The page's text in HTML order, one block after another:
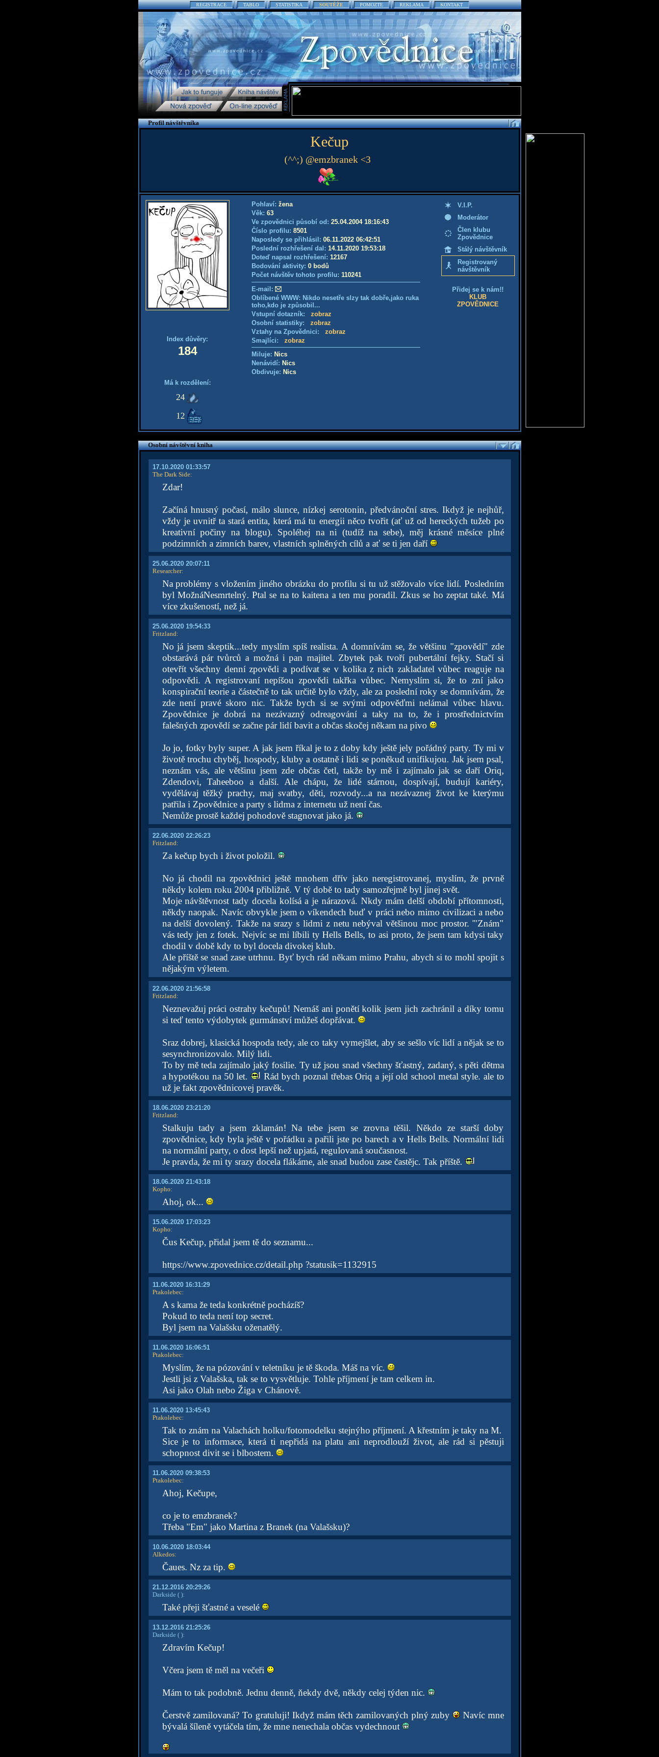
REGISTRACE TABLO STATISTIKA SOUTĚŽE POMOZTE REKLAMA KONTAKT
Profil návštěvníka
Kečup
(^^;) @emzbranek <3
Index důvěry:
184
Má k rozdělení:
24
12
Pohlaví: žena
Věk: 63
Ve zpovědnici působí od: 25.04.2004 18:16:43
Číslo profilu: 8501
Naposledy se přihlásil: 06.11.2022 06:42:51
Poslední rozhřešení dal: 14.11.2020 19:53:18
Doteď napsal rozhřešení: 12167
Bodování aktivity: 0 bodů
Počet návštěv tohoto profilu: 110241
E-mail:
Oblíbené WWW: Nikdo nesetře slzy tak dobře,jako ruka
toho,kdo je způsobil...
Vstupní dotazník: zobraz
Osobní statistiky: zobraz
Vztahy na Zpovědnici: zobraz
Smajlíci: zobraz
Miluje: Nics
Nenávidí: Nics
Obdivuje: Nics
V.I.P.
Moderátor
Člen klubu
Zpovědnice
Stálý návštěvník
Registrovaný
návštěvník
Přidej se k nám!!
KLUB
ZPOVĚDNICE
Osobní návštěvní kniha
17.10.2020 01:33:57
The Dark Side:
Zdar!
Začíná hnusný počasí, málo slunce, nízkej serotonin, předvánoční stres. Ikdyž je nejhůř,
vždy je uvnitř ta stará entita, která má tu energii něco tvořit (ať už od hereckých tužeb po
kreativní počiny na blogu). Spoléhej na ni (tudíž na sebe), měj krásné měsíce plné
podzimních a zimních barev, vlastních splněných cílů a ať se ti jen daří
25.06.2020 20:07:11
Researcher:
Na problémy s vložením jiného obrázku do profilu si tu už stěžovalo více lidí. Posledním
byl MožnáNesmrtelný. Ptal se na to kaitena a ten mu poradil. Zkus se ho zeptat také. Má
více zkušeností, než já.
25.06.2020 19:54:33
Fritzland:
No já jsem skeptik...tedy myslím spíš realista. A domnívám se, že většinu "zpovědí" zde
obstarává pár tvůrců a možná i pan majitel. Zbytek pak tvoří pubertální fejky. Stačí si
otevřít všechny denní zpovědi a podívat se v kolika z nich zakladatel vůbec reaguje na
odpovědi. A registrovaní nepíšou zpovědi takřka vůbec. Nemyslím si, že to zní jako
konspirační teorie a částečně to tak určitě bylo vždy, ale za poslední roky se domnívám, že
zde není pravé skoro nic. Takže bych si se svými odpověďmi nelámal vůbec hlavu.
Zpovědnice je dobrá na nezávazný odreagování a taky na to, že i prostřednictvím
falešných zpovědí se začne pár lidí bavit a občas skočej někam na pivo
Jo jo, fotky byly super. A jak jsem říkal je to z doby kdy ještě jely pořádný party. Ty mi v
životě trochu chyběj, hospody, kluby a ostatně i lidi se poněkud unifikujou. Jak jsem psal,
neznám vás, ale většinu jsem zde občas četl, takže by mě i zajímalo jak se daří Oriq,
Zdendovi, Taheeboo a další. Ale chápu, že lidé stárnou, dospívají, budují kariéry,
vydělávaj těžký prachy, maj svatby, děti, rozvody...a na nezávaznej život ke kterýmu
patřila i Zpovědnice a party s lidma z internetu už není čas.
Nemůže prostě každej pohodově stagnovat jako já.
22.06.2020 22:26:23
Fritzland:
Za kečup bych i život položil.
No já chodil na zpovědnici ještě mnohem dřív jako neregistrovanej, myslím, že prvně
někdy kolem roku 2004 přibližně. V tý době to tady samozřejmě byl jinej svět.
Moje návštěvnost tady docela kolísá a je nárazová. Nkdy mám delší období přítomnosti,
někdy naopak. Navíc obvykle jsem o víkendech buď v práci nebo mimo civilizaci a nebo
na delší dovolený. Takže na srazy s lidmi z netu nebýval většinou moc prostor. '"Znám"
vás tedy jen z fotek. Nejvíc se mi líbili ty Hells Bells, to asi proto, že jsem tam kdysi taky
chodil v době kdy to byl docela divokej klub.
Ale příště se snad zase utrhnu. Byť bych rád někam mimo Prahu, abych si to mohl spojit s
nějakým výletem.
22.06.2020 21:56:58
Fritzland:
Neznevažuj práci ostrahy kečupů! Nemáš ani ponětí kolik jsem jich zachránil a díky tomu
si teď tento výdobytek gurmánství můžeš dopřávat.
Sraz dobrej, klasická hospoda tedy, ale co taky vymejšlet, aby se sešlo víc lidí a nějak se to
sesynchronizovalo. Milý lidi.
To by mě teda zajímalo jaký fosilie. Ty už jsou snad všechny šťastný, zadaný, s pěti dětma
a hypotékou na 50 let.
Rád bych poznal třebas Oriq a její old school metal style. ale to
už je fakt zpovědnicovej pravěk.
18.06.2020 23:21:20
Fritzland:
Stalkuju tady a jsem zklamán! Na tebe jsem se zrovna těšil. Někdo ze starší doby
zpovědnice, kdy byla ještě v pořádku a pařili jste po barech a v Hells Bells. Normální lidi
na normální party, o dost lepší než upjatá, regulovaná současnost.
Je pravda, že mi ty srazy docela flákáme, ale snad budou zase častějc. Tak příště.
18.06.2020 21:43:18
Kopho:
Ahoj, ok...
15.06.2020 17:03:23
Kopho:
Čus Kečup, přidal jsem tě do seznamu...
https://www.zpovednice.cz/detail.php ?statusik=1132915
11.06.2020 16:31:29
Ptakolebec:
A s kama že teda konkrétně pocházíš?
Pokud to teda není top secret.
Byl jsem na Valašsku oženatělý.
11.06.2020 16:06:51
Ptakolebec:
Myslím, že na pózování v teletníku je tě škoda. Máš na víc.
Jestli jsi z Valašska, tak se to vysvětluje. Tohle příjmení je tam celkem in.
Asi jako Olah nebo Žiga v Chánově.
11.06.2020 13:45:43
Ptakolebec:
Tak to znám na Valachách holku/fotomodelku stejnýho příjmení. A křestním je taky na M.
Sice je to informace, která ti nepřidá na platu ani neprodlouží život, ale rád si pěstuji
schopnost divit se i blbostem.
11.06.2020 09:38:53
Ptakolebec:
Ahoj, Kečupe,
co je to emzbranek?
Třeba "Em" jako Martina z Branek (na Valašsku)?
10.06.2020 18:03:44
Alkedos:
Čaues. Nz za tip.
21.12.2016 20:29:26
Darkside( ):
Také přeji šťastné a veselé
13.12.2016 21:25:26
Darkside( ):
Zdravím Kečup!
Včera jsem tě měl na večeři
Mám to tak podobně. Jednu denně, ňekdy dvě, někdy celej týden nic.
Čerstvě zamilovaná? To gratuluji! Ikdyž mám těch zamilovaných plný zuby
Navíc mne
bývalá šíleně vytáčela tím, že mne nenechala občas vydechnout